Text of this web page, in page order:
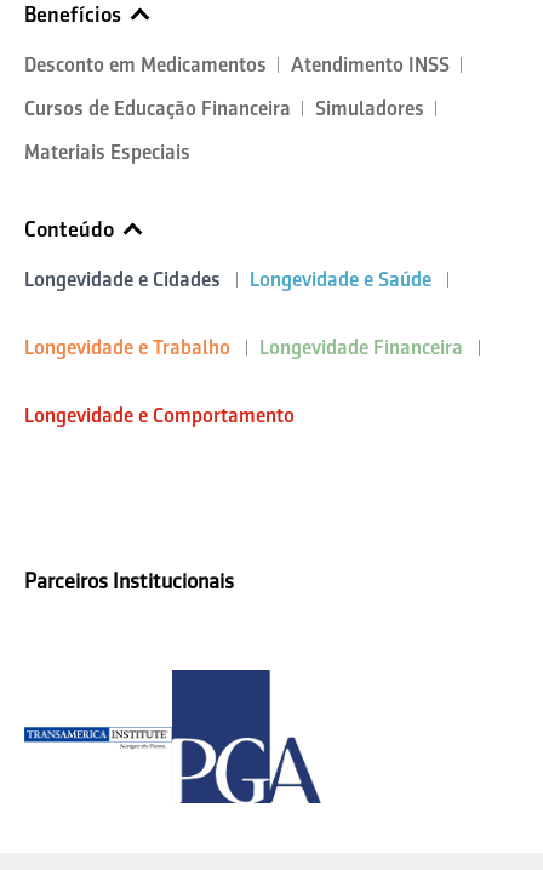
Benefícios
Desconto em Medicamentos
Atendimento INSS
Cursos de Educação Financeira
Simuladores
Materiais Especiais
Conteúdo
Longevidade e Cidades Longevidade e Saúde
Longevidade e Trabalho Longevidade Financeira
Longevidade e Comportamento
Parceiros Institucionais